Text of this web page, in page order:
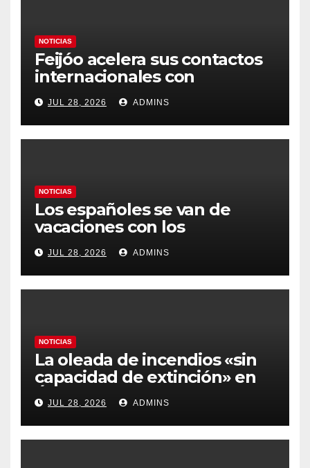
NOTICIAS
Feijóo acelera sus contactos
internacionales con
Latinoamérica como socio
prioritario en su agenda de
gobierno
JUL 28, 2026 ADMINS
NOTICIAS
Los españoles se van de
vacaciones con los
carburantes hasta un 21%
más caros que el año pasado
y los hoteles disparados
JUL 28, 2026 ADMINS
NOTICIAS
La oleada de incendios «sin
capacidad de extinción» en
Ávila y al oeste de Madrid
obliga a declarar la
emergencia nacional
JUL 28, 2026 ADMINS